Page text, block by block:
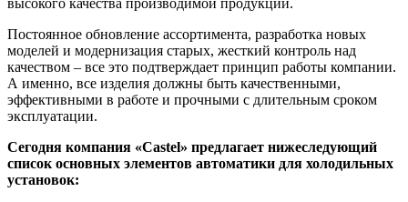
высокого качества производимой продукции.
Постоянное обновление ассортимента, разработка новых
моделей и модернизация старых, жесткий контроль над
качеством – все это подтверждает принцип работы компании.
А именно, все изделия должны быть качественными,
эффективными в работе и прочными с длительным сроком
эксплуатации.
Сегодня компания «Castel» предлагает нижеследующий
список основных элементов автоматики для холодильных
установок: